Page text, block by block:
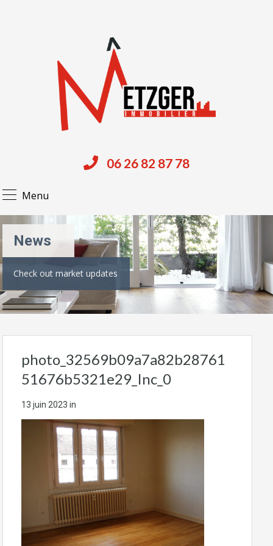
Menu
06 26 82 87 78
News
Check out market updates
photo_32569b09a7a82b28761
51676b5321e29_Inc_0
13 juin 2023 in